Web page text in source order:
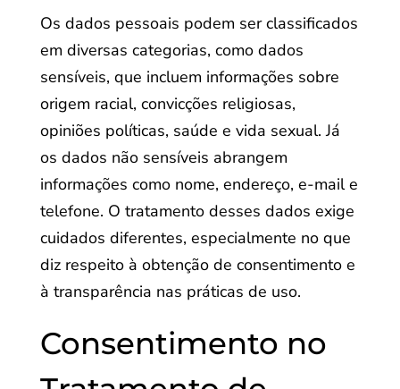
Os dados pessoais podem ser classificados
em diversas categorias, como dados
sensíveis, que incluem informações sobre
origem racial, convicções religiosas,
opiniões políticas, saúde e vida sexual. Já
os dados não sensíveis abrangem
informações como nome, endereço, e-mail e
telefone. O tratamento desses dados exige
cuidados diferentes, especialmente no que
diz respeito à obtenção de consentimento e
à transparência nas práticas de uso.
Consentimento no